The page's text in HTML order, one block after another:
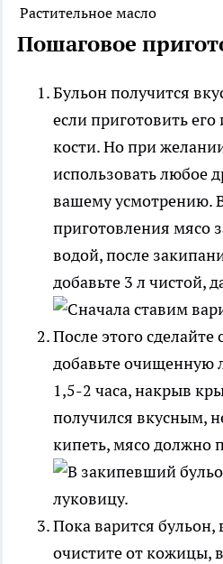
Растительное масло
Пошаговое
Бульон получится
если приготовить
кости. Но при
использовать любое
вашему усмотрению.
приготовления мясо
водой, после
добавьте 3 л чистой,
После этого
добавьте очищенную
1,5-2 часа, накрыв
получился вкусным,
кипеть, мясо должно
Пока варится
очистите от кожицы,